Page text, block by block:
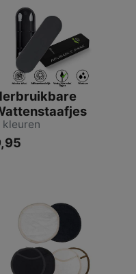
kleuren